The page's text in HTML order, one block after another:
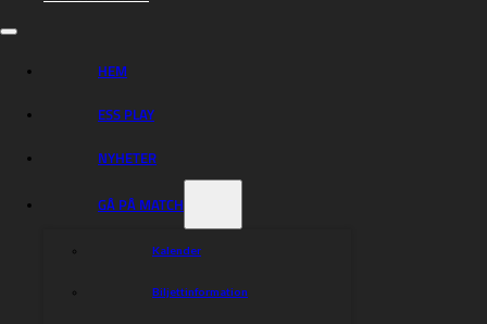
HEM
ESS PLAY
NYHETER
GÅ PÅ MATCH
Kalender
Biljettinformation
Välkommen till Tusenklubben 2022!
Dela nyheten: